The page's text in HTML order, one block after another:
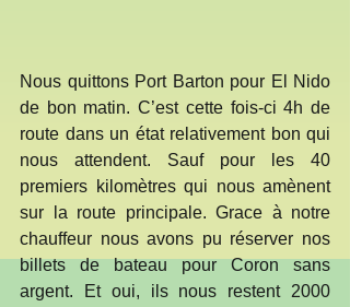
Nous quittons Port Barton pour El Nido
de bon matin. C’est cette fois-ci 4h de
route dans un état relativement bon qui
nous attendent. Sauf pour les 40
premiers kilomètres qui nous amènent
sur la route principale. Grace à notre
chauffeur nous avons pu réserver nos
billets de bateau pour Coron sans
argent. Et oui, ils nous restent 2000